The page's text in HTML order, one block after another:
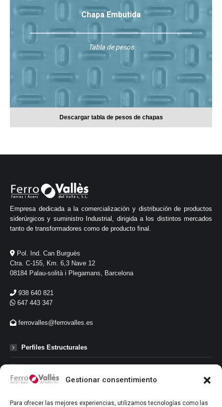
Gestionar consentimiento
Para ofrecer las mejores experiencias, utilizamos tecnologías como las
Chapa Embutida
Tabla de pesos
Descargar tabla de pesos de chapas
Empresa dedicada a la comercialización y distribución de productos
siderúrgicos y suministro Industrial, dirigida a los distintos mercados
tanto de transformadores como de producto final.
Pol. Ind. Can Burguès
Ctra. C-155, Km. 6,3 Nave 12
08184 Palau-solità i Plegamans, Barcelona
938 640 821
647 443 347
ferrovalles@ferrovalles.es
Perfiles Estructurales
Perfiles de Carpinteria